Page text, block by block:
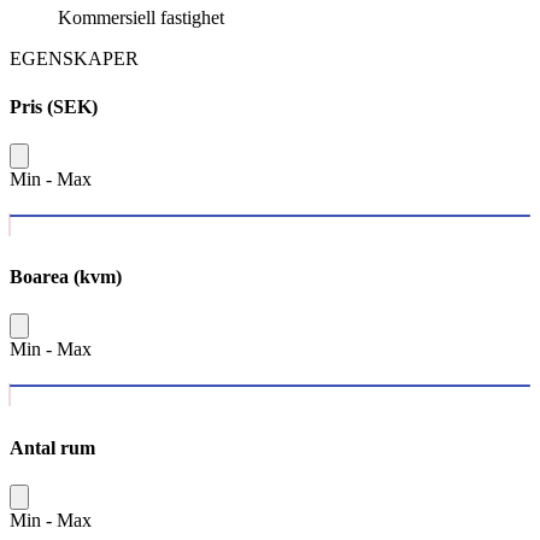
Kommersiell fastighet
EGENSKAPER
Pris (SEK)
Min - Max
Boarea (kvm)
Min - Max
Antal rum
Min - Max